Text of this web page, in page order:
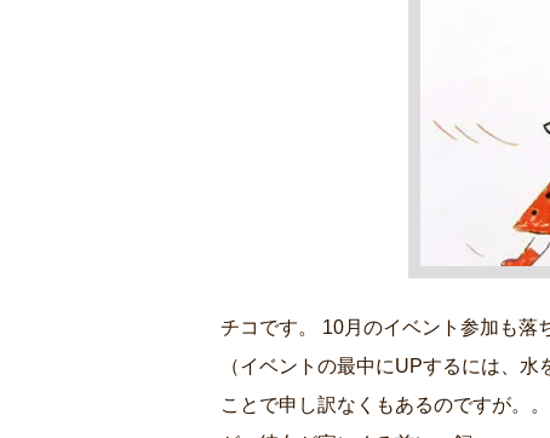
チコです。 10月のイベント参加も落
（イベントの最中にUPするには、
ことで申し訳なくもあるのですが。